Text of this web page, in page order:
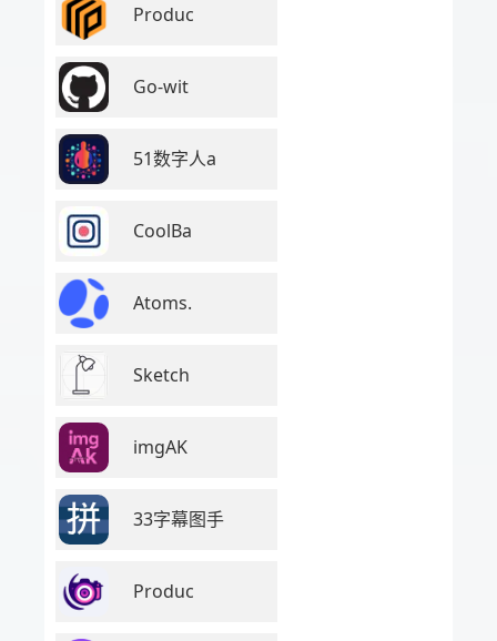
Produc
Go-wit
51数字人a
CoolBa
Atoms.
Sketch
imgAK
33字幕图手
Produc